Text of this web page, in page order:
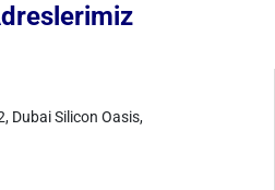
Dubai Silicon Oasis,